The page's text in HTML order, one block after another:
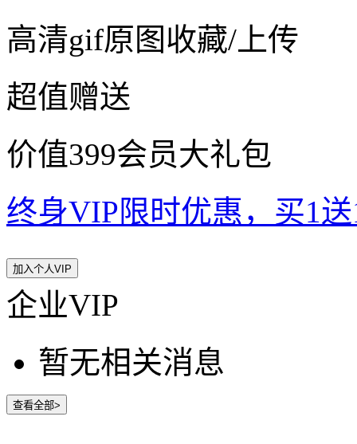
高清gif原图收藏/上传
超值赠送
价值399会员大礼包
终身VIP限时优惠，买1
加入个人VIP
企业VIP
暂无相关消息
查看全部>